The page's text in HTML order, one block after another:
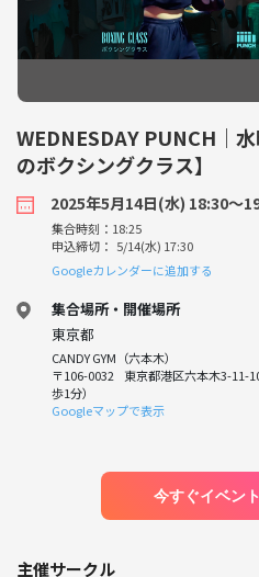
WEDNESDAY PUNCH｜
のボクシングクラス】
2025年5月14日(水) 18:30〜
集合時刻：18:25
申込締切： 5/14(水) 17:30
Googleカレンダーに追加する
集合場所・開催場所
東京都
CANDY GYM（六本木）
〒106-0032 東京都港区六本木3-11-
歩1分）
Googleマップで表示
今すぐイベン
主催サークル